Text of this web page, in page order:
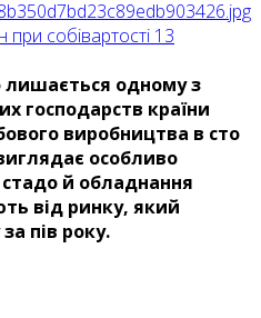
собівартості 13
лишається одному з
господарств країни
виробництва в сто
особливо
стадо й обладнання
від ринку, який
пів року.